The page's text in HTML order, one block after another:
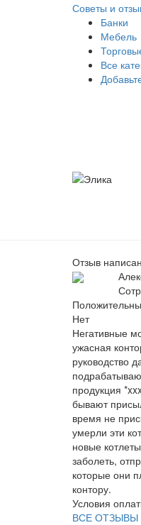
Советы и
Банки
Мебель
Все
Отзыв
Нет
Негативные
ужасная
руководство
продукция
бывают
время не
умерли эти
новые
заболеть,
которые они
контору.
Условия
ВСЕ ОТЗЫВЫ